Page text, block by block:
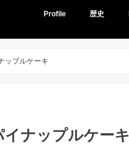
Profile 歴史
ップルケーキ
イナップルケーキ